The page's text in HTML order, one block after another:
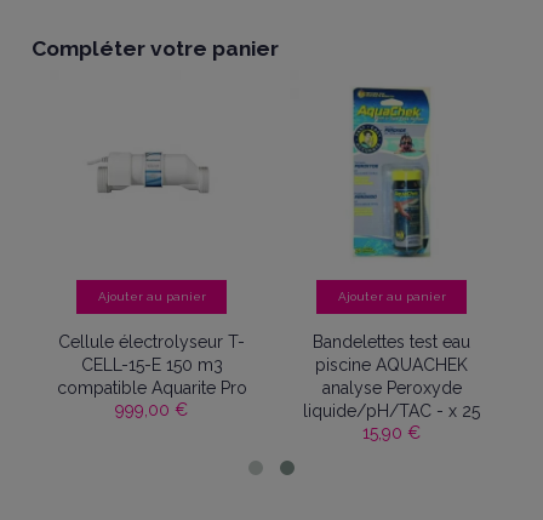
Compléter votre panier
Ajouter au panier
Cellule électrolyseur T-
CELL-15-E 150 m3
compatible Aquarite Pro
999,00 €
Ajouter au panier
Bandelettes test eau
piscine AQUACHEK
analyse Peroxyde
liquide/pH/TAC - x 25
15,90 €